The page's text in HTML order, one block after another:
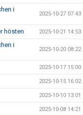
i
2025-10-27 07:43
hösten 2025-10-21 14:53
i
2025-10-20 08:22
2025-10-17 15:00
2025-10-15 16:02
2025-10-10 13:01
2025-10-08 14:21